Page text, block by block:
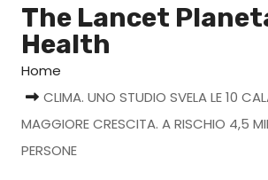
The Lancet
Health
Home
CLIMA. UNO STUDIO SVELA LE 10
MAGGIORE CRESCITA. A RISCHIO 4,5
PERSONE